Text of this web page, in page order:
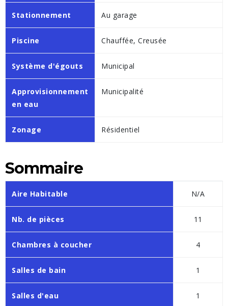
Stationnement Au garage
Piscine Chauffée, Creusée
Système d'égouts Municipal
Approvisionnement
en eau
Municipalité
Zonage Résidentiel
Sommaire
Aire Habitable N/A
Nb. de pièces 11
Chambres à coucher 4
Salles de bain 1
Salles d'eau 1